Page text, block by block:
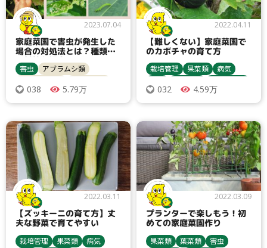
2023.07.04
家庭菜園で害虫が発生した
場合の対処法とは？種類別
の対策を紹介
害虫
アブラムシ類
ハムシ類
038 5.79万
2022.04.11
【難しくない】家庭菜園で
のカボチャの育て方
栽培管理 果菜類
病気
栽培方法
うどんこ病
間引き
追肥
カボチャ
032 4.59万
2022.03.11
【ズッキーニの育て方】丈
夫な野菜で育てやすい
栽培管理 果菜類
病気
2022.03.09
プランターで楽しもう！初
めての家庭菜園作り
果菜類 葉菜類
害虫